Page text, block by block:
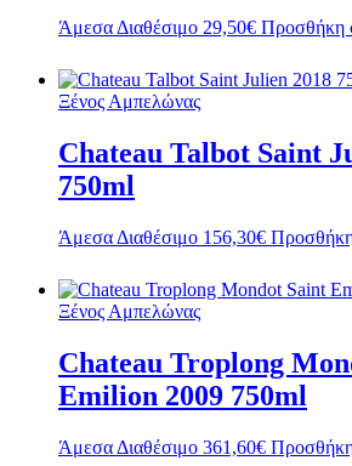
Άμεσα Διαθέσιμο 29,50€ Προσθήκη
Ξένος Αμπελώνας
Chateau Talbot Saint
750ml
Άμεσα Διαθέσιμο 156,30€
Ξένος Αμπελώνας
Chateau Troplong
Emilion 2009 750ml
Άμεσα Διαθέσιμο 361,60€